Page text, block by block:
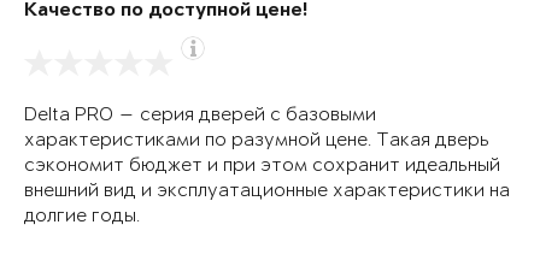
Качество по доступной цене!
Delta PRO — серия дверей с базовыми
характеристиками по разумной цене. Такая дверь
сэкономит бюджет и при этом сохранит идеальный
внешний вид и эксплуатационные характеристики на
долгие годы.